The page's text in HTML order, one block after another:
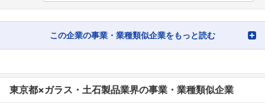
この企業の事業・業種類似企業をもっと読む
東京都×ガラス・土石製品業界の事業・業種類似企業